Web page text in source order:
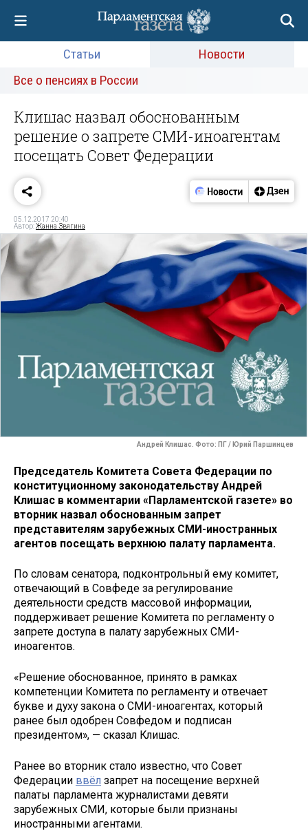
Статьи
Новости
Все о пенсиях в России
Клишас назвал обоснованным
решение о запрете СМИ-иноагентам
посещать Совет Федерации
05.12.2017 20:40
Автор:Жанна Звягина
Андрей Клишас. Фото: ПГ / Юрий Паршинцев
Председатель Комитета Совета Федерации по
конституционному законодательству Андрей
Клишас в комментарии «Парламентской газете» во
вторник назвал обоснованным запрет
представителям зарубежных СМИ-иностранных
агентов посещать верхнюю палату парламента.
По словам сенатора, подконтрольный ему комитет,
отвечающий в Совфеде за регулирование
деятельности средств массовой информации,
поддерживает решение Комитета по регламенту о
запрете доступа в палату зарубежных СМИ-
иноагентов.
«Решение обоснованное, принято в рамках
компетенции Комитета по регламенту и отвечает
букве и духу закона о СМИ-иноагентах, который
ранее был одобрен Совфедом и подписан
президентом», — сказал Клишас.
Ранее во вторник стало известно, что Совет
Федерации ввёл запрет на посещение верхней
палаты парламента журналистами девяти
зарубежных СМИ, которые были признаны
иностранными агентами.